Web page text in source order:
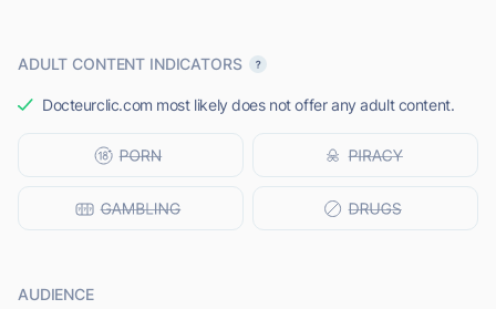
ADULT CONTENT INDICATORS
Docteurclic.com most likely does not offer any adult content.
AUDIENCE